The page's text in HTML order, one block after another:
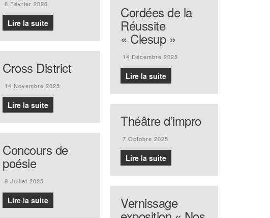
6 Février 2026
Lire la suite
Cordées de la
Réussite
« Clesup »
14 Décembre 2025
Lire la suite
Cross District
14 Novembre 2025
Lire la suite
Théâtre d’impro
7 Octobre 2025
Lire la suite
Concours de
poésie
9 Juillet 2025
Lire la suite Vernissage